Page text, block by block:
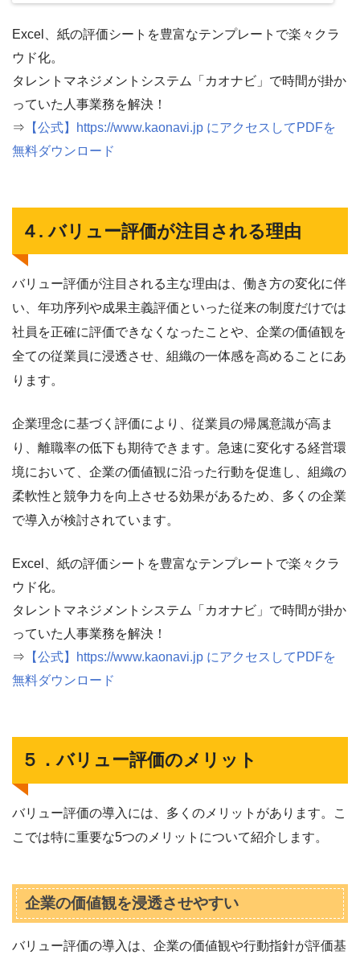
Excel、紙の評価シートを豊富なテンプレートで楽々クラ
ウド化。
タレントマネジメントシステム「カオナビ」で時間が掛か
っていた人事業務を解決！
⇒ 【公式】https://www.kaonavi.jp にアクセスしてPDFを
無料ダウンロード
４. バリュー評価が注目される理由
バリュー評価が注目される主な理由は、働き方の変化に伴
い、年功序列や成果主義評価といった従来の制度だけでは
社員を正確に評価できなくなったことや、企業の価値観を
全ての従業員に浸透させ、組織の一体感を高めることにあ
ります。
企業理念に基づく評価により、従業員の帰属意識が高ま
り、離職率の低下も期待できます。急速に変化する経営環
境において、企業の価値観に沿った行動を促進し、組織の
柔軟性と競争力を向上させる効果があるため、多くの企業
で導入が検討されています。
Excel、紙の評価シートを豊富なテンプレートで楽々クラ
ウド化。
タレントマネジメントシステム「カオナビ」で時間が掛か
っていた人事業務を解決！
⇒ 【公式】https://www.kaonavi.jp にアクセスしてPDFを
無料ダウンロード
５．バリュー評価のメリット
バリュー評価の導入には、多くのメリットがあります。こ
こでは特に重要な5つのメリットについて紹介します。
企業の価値観を浸透させやすい
バリュー評価の導入は、企業の価値観や行動指針が評価基